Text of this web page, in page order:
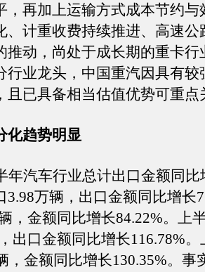
，再加上运输方式成本节约与
、计重收费持续推进、高速公
推动，尚处于成长期的重卡行
行业龙头，中国重汽因具有较
且已具备相当估值优势可重点
趋势明显
汽车行业总计出口金额同比
3.98万辆，出口金额同比增长
，金额同比增长84.22%。上
出口金额同比增长116.78%
，金额同比增长130.35%。事